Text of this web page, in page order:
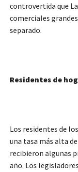
controvertida que
comerciales
separado.
Residentes de
Los residentes de
una tasa más alta
recibieron algunas
año. Los